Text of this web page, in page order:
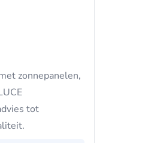
zonnepanelen,
tot